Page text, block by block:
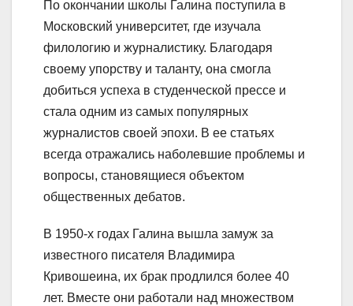
По окончании школы Галина поступила в
Московский университет, где изучала
филологию и журналистику. Благодаря
своему упорству и таланту, она смогла
добиться успеха в студенческой прессе и
стала одним из самых популярных
журналистов своей эпохи. В ее статьях
всегда отражались наболевшие проблемы и
вопросы, становящиеся объектом
общественных дебатов.
В 1950-х годах Галина вышла замуж за
известного писателя Владимира
Кривошеина, их брак продлился более 40
лет. Вместе они работали над множеством